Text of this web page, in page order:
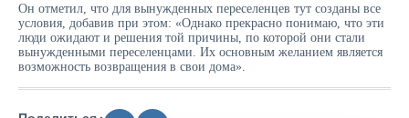
Он отметил, что для вынужденных переселенцев тут созданы все
условия, добавив при этом: «Однако прекрасно понимаю, что эти
люди ожидают и решения той причины, по которой они стали
вынужденными переселенцами. Их основным желанием является
возможность возвращения в свои дома».